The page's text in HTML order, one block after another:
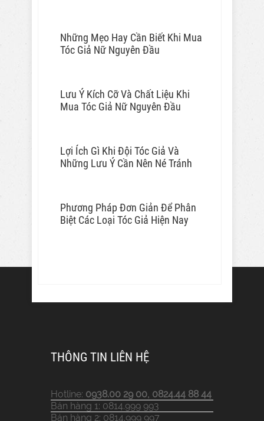
Những Mẹo Hay Cần Biết Khi Mua
Tóc Giả Nữ Nguyên Đầu
Lưu Ý Kích Cỡ Và Chất Liệu Khi
Mua Tóc Giả Nữ Nguyên Đầu
Lợi Ích Gì Khi Đội Tóc Giả Và
Những Lưu Ý Cần Nên Né Tránh
Phương Pháp Đơn Giản Để Phân
Biệt Các Loại Tóc Giả Hiện Nay
THÔNG TIN LIÊN HỆ
Hotline: 0938.00 29 00, 0824.44 88 44
Bán hàng 1: 0814.999 993
Bán hàng 2: 0814.999 997